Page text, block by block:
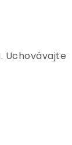
Uchovávajte